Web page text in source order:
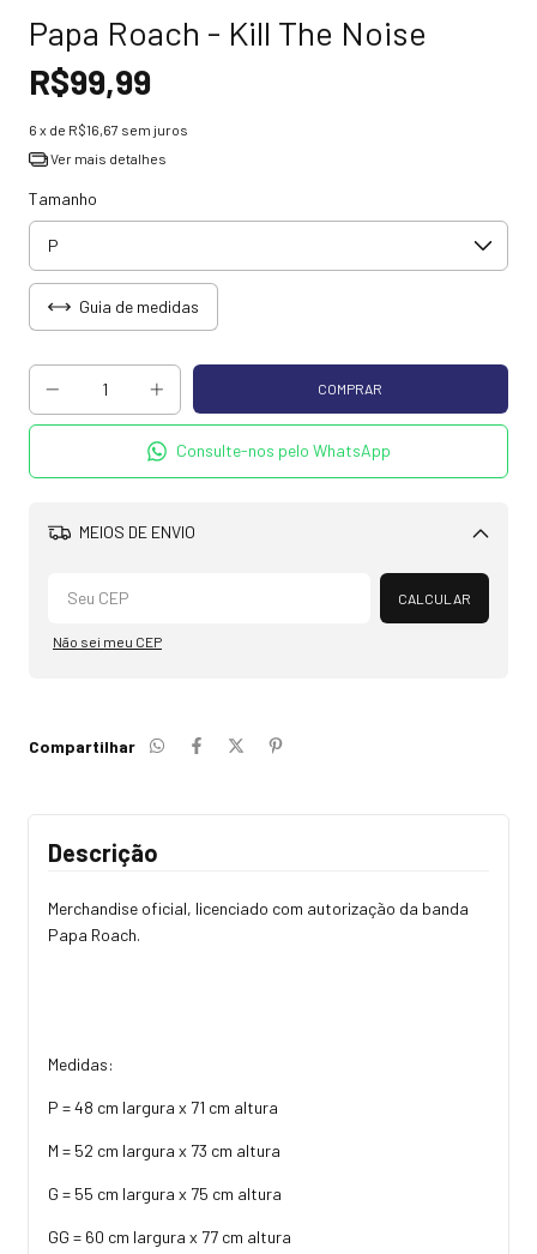
Papa Roach - Kill The Noise
R$99,99
6 x de R$16,67 sem juros
Ver mais detalhes
Tamanho
Guia de medidas
Consulte-nos pelo WhatsApp
MEIOS DE ENVIO
Alterar CEP
CALCULAR
Não sei meu CEP
Compartilhar
Descrição
Merchandise oficial, licenciado com autorização da banda
Papa Roach.
Medidas:
P = 48 cm largura x 71 cm altura
M = 52 cm largura x 73 cm altura
G = 55 cm largura x 75 cm altura
GG = 60 cm largura x 77 cm altura